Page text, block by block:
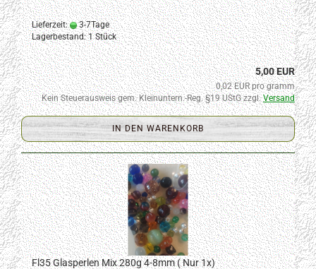
Lieferzeit:
3-7Tage
Lagerbestand: 1 Stück
5,00 EUR
0,02 EUR pro gramm
Kein Steuerausweis gem. Kleinuntern.-Reg. §19 UStG zzgl.Versand
IN DEN WARENKORB
Fl35 Glasperlen Mix 280g 4-8mm ( Nur 1x)